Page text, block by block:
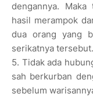
dengannya.
hasil merampok
dua orang yang
serikatnya tersebut.
5. Tidak ada
sah berkurban
sebelum